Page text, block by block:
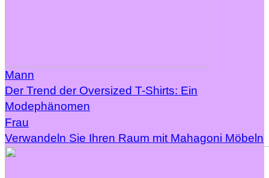
Mann
Der Trend der Oversized T-Shirts: Ein
Modephänomen
Frau
Verwandeln Sie Ihren Raum mit Mahagoni Möbeln